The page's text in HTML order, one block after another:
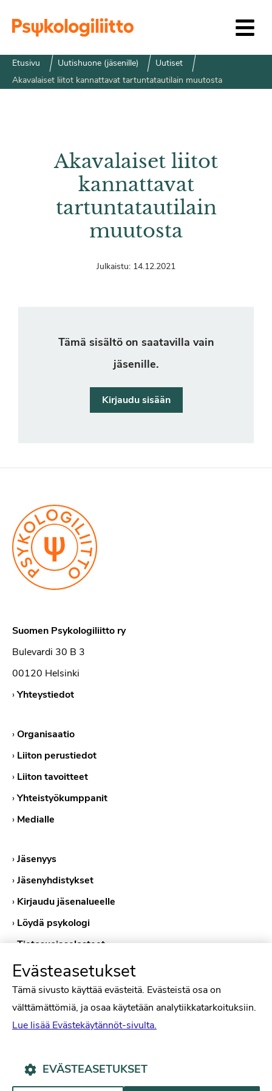
Etusivu Uutishuone (jäsenille)
Uutiset
Akavalaiset liitot kannattavat tartuntatautilain muutosta
Akavalaiset liitot
kannattavat
tartuntatautilain
muutosta
Julkaistu: 14.12.2021
Tämä sisältö on saatavilla vain
jäsenille.
Kirjaudu sisään
Suomen Psykologiliitto ry
Bulevardi 30 B 3
00120 Helsinki
›Yhteystiedot
›Organisaatio
› Liiton perustiedot
› Liiton tavoitteet
›Yhteistyökumppanit
› Medialle
›Jäsenyys
›Jäsenyhdistykset
› Kirjaudu jäsenalueelle
› Löydä psykologi
›Tietosuojaselosteet
›Evästekäytännöt
Evästeasetukset
Tämä sivusto käyttää evästeitä. Evästeistä osa on
välttämättömiä, ja osaa käytetään analytiikkatarkoituksiin.
Lue lisää Evästekäytännöt-sivulta.
EVÄSTEASETUKSET